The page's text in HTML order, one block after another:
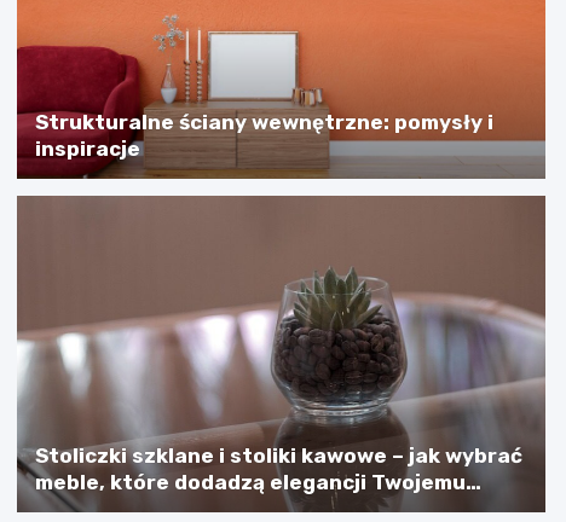
Strukturalne ściany wewnętrzne: pomysły i
inspiracje
Stoliczki szklane i stoliki kawowe – jak wybrać
meble, które dodadzą elegancji Twojemu
wnętrzu?